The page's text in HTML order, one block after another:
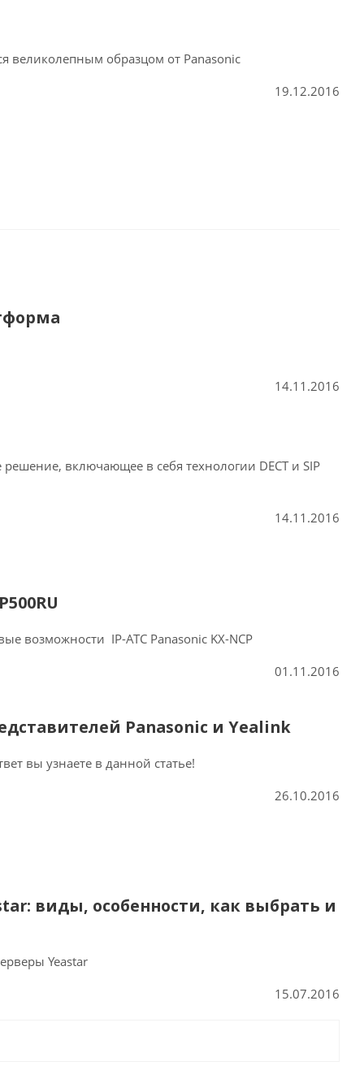
великолепным образцом от Panasonic
19.12.2016
14.11.2016
включающее в себя технологии DECT и SIP
14.11.2016
возможности IP-АТС Panasonic KX-NCP
01.11.2016
Panasonic и Yealink
вы узнаете в данной статье!
26.10.2016
виды, особенности, как выбрать и
Yeastar
15.07.2016